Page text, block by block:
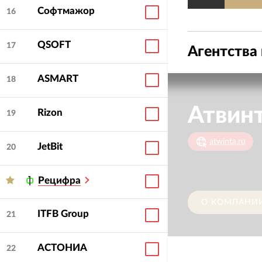
16 Софтмажор
17 QSOFT
18 ASMART
19 Rizon
20 JetBit
Рецифра
21 ITFB Group
22 АСТОНИА
Автоматизируем
Агентства
atwinta.ru
О